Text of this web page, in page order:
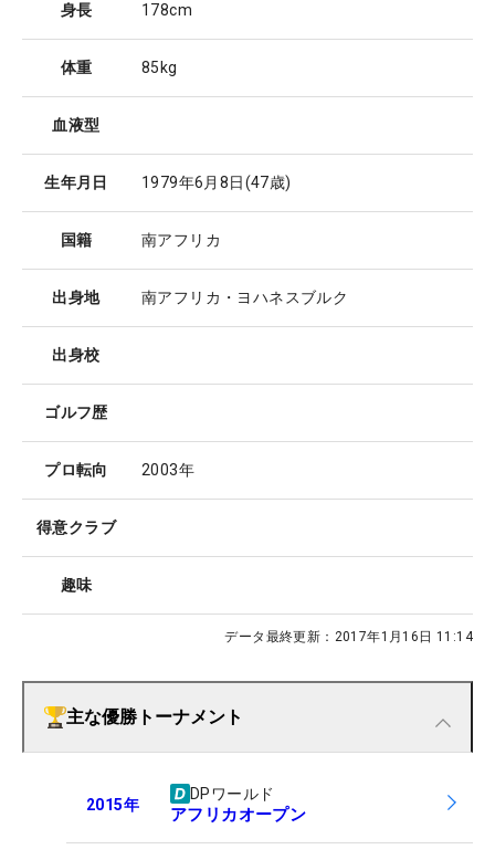
身長 178cm
体重 85kg
血液型
生年月日 1979年6月8日(47歳)
国籍 南アフリカ
出身地 南アフリカ・ヨハネスブルク
出身校
ゴルフ歴
プロ転向 2003年
得意クラブ
趣味
データ最終更新： 2017年1月16日 11:14
主な優勝トーナメント
2015年
DPワールド
アフリカオープン